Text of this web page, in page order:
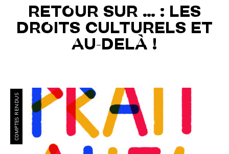
RETOUR SUR … : LES
DROITS CULTURELS ET
AU-DELÀ !
COMPTES RENDUS